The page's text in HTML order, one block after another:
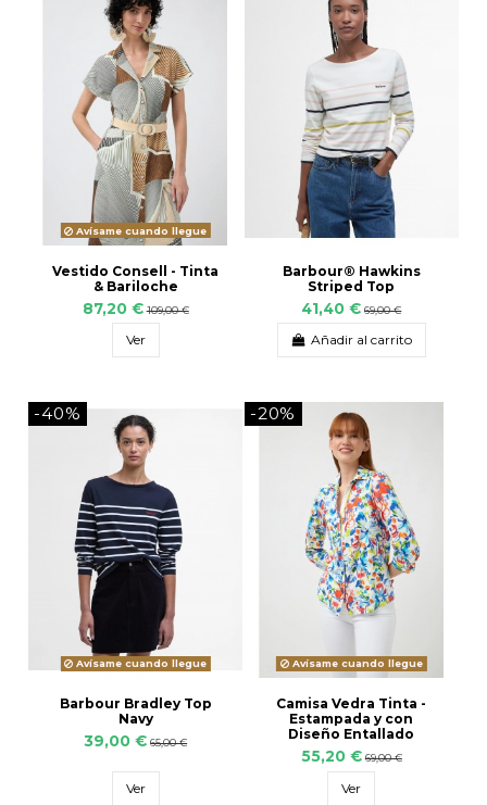
Avísame cuando llegue
Vestido Consell - Tinta
& Bariloche
87,20 € 109,00 €
Ver
Barbour® Hawkins
Striped Top
41,40 € 69,00 €
Añadir al carrito
-40%
Avísame cuando llegue
Barbour Bradley Top
Navy
39,00 € 65,00 €
Ver
-20%
Avísame cuando llegue
Camisa Vedra Tinta -
Estampada y con
Diseño Entallado
55,20 € 69,00 €
Ver